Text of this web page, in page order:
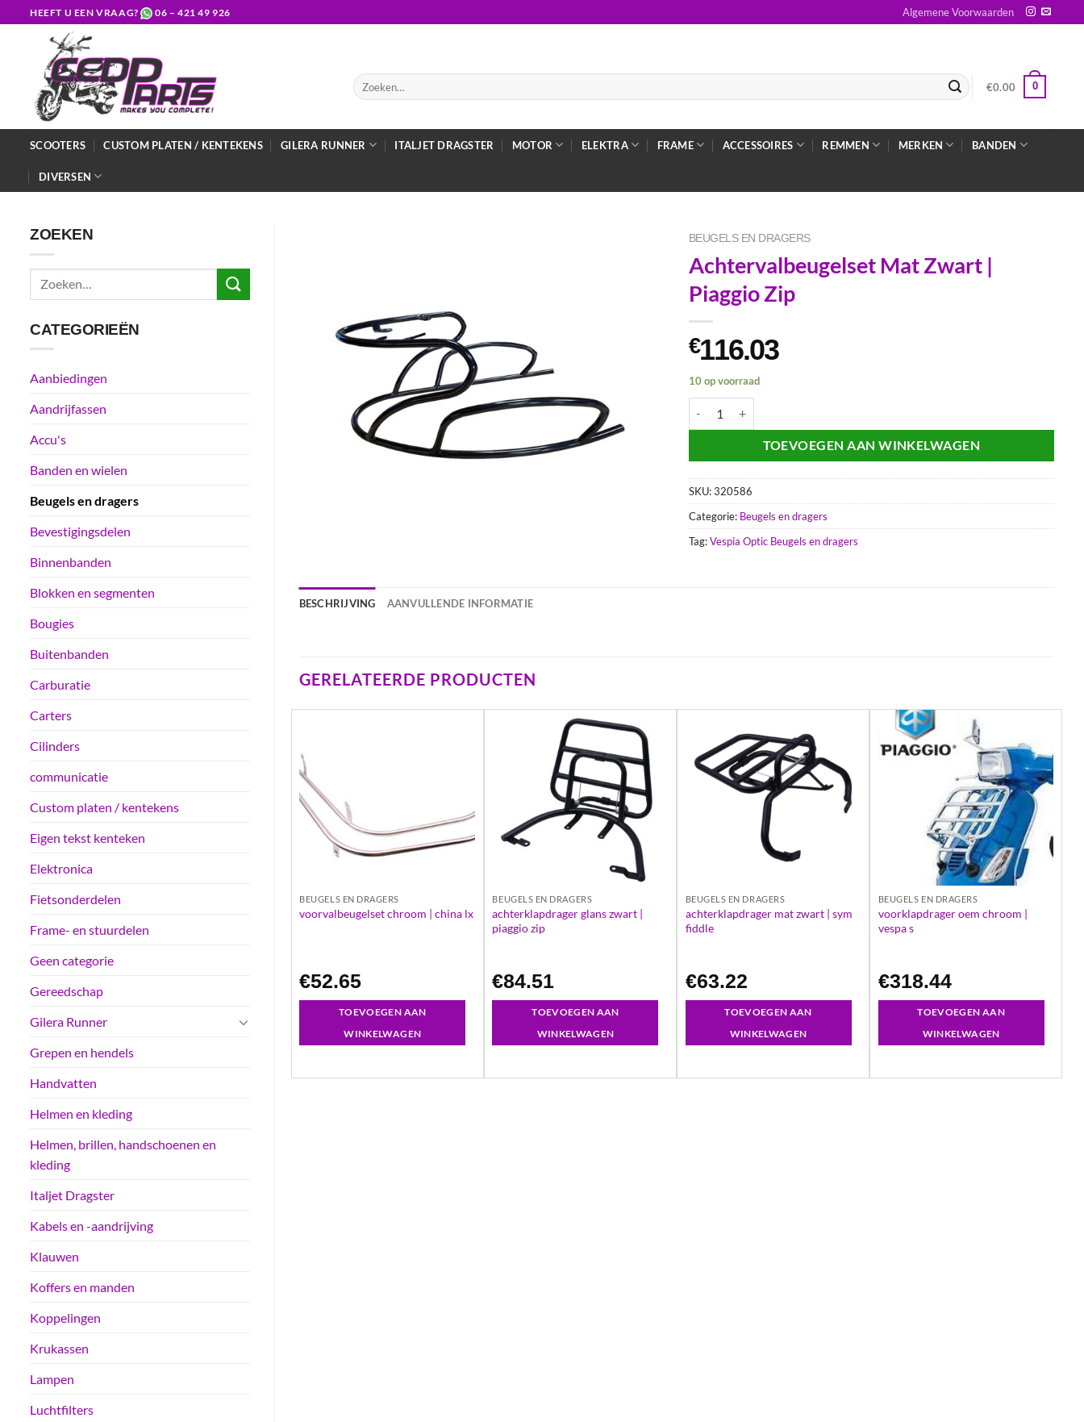
naar
HEEFT U EEN VRAAG? 06 – 421 49 926 Algemene Voorwaarden
Zoeken
naar:
€0.00 0
SCOOTERS CUSTOM PLATEN / KENTEKENS GILERA RUNNER ITALJET DRAGSTER MOTOR ELEKTRA FRAME ACCESSOIRES REMMEN MERKEN BANDEN
DIVERSEN
ZOEKEN
Zoeken
CATEGORIEËN
Aanbiedingen
Aandrijfassen
Accu's
Banden en wielen
Beugels en dragers
Bevestigingsdelen
Binnenbanden
Blokken en segmenten
Bougies
Buitenbanden
Carburatie
Carters
Cilinders
communicatie
Custom platen / kentekens
Eigen tekst kenteken
Elektronica
Fietsonderdelen
Frame- en stuurdelen
Geen categorie
Gereedschap
Gilera Runner
Grepen en hendels
Handvatten
Helmen en kleding
Helmen, brillen, handschoenen en
kleding
Italjet Dragster
Kabels en -aandrijving
Klauwen
Koffers en manden
Koppelingen
Krukassen
Lampen
Luchtfilters
BEUGELS EN DRAGERS
Achtervalbeugelset Mat Zwart |
Piaggio Zip
€116.03
10 op voorraad
TOEVOEGEN AAN WINKELWAGEN
SKU:320586
Categorie: Beugels en dragers
Tag:Vespia Optic Beugels en dragers
BESCHRIJVING AANVULLENDE INFORMATIE
GERELATEERDE PRODUCTEN
BEUGELS EN DRAGERS
voorvalbeugelset chroom | china lx
€52.65
TOEVOEGEN AAN
WINKELWAGEN
BEUGELS EN DRAGERS
achterklapdrager glans zwart |
piaggio zip
€84.51
TOEVOEGEN AAN
WINKELWAGEN
BEUGELS EN DRAGERS
achterklapdrager mat zwart | sym
fiddle
€63.22
TOEVOEGEN AAN
WINKELWAGEN
BEUGELS EN DRAGERS
voorklapdrager oem chroom |
vespa s
€318.44
TOEVOEGEN AAN
WINKELWAGEN
BEUGELS EN DRAGERS
mat zwart beugel beugels
Huidige